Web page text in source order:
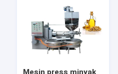
Mesin press minyak